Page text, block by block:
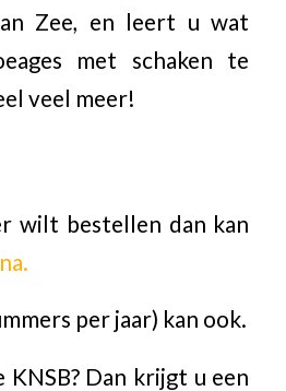
Zee, en leert u wat
met schaken te
veel meer!
wilt bestellen dan kan
per jaar) kan ook.
KNSB? Dan krijgt u een